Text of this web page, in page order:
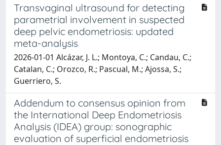
Transvaginal ultrasound for detecting
parametrial involvement in suspected
deep pelvic endometriosis: updated
meta-analysis
2026-01-01 Alcázar, J. L.; Montoya, C.; Candau, C.;
Catalan, C.; Orozco, R.; Pascual, M.; Ajossa, S.;
Guerriero, S.
Addendum to consensus opinion from
the International Deep Endometriosis
Analysis (IDEA) group: sonographic
evaluation of superficial endometriosis